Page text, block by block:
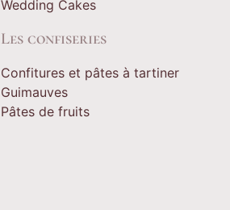
Wedding Cakes
Les confiseries
Confitures et pâtes à tartiner
Guimauves
Pâtes de fruits